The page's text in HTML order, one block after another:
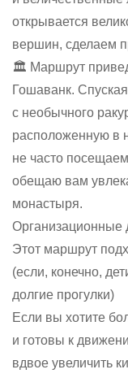
открывается
вершин, сделаем
🏛 Маршрут
Гошаванк.
с необычного
расположенную в
не часто
обещаю вам
монастыря.
Организационные
Этот маршрут
(если, конечно,
долгие прогулки)
Если вы хотите
и готовы к
вдвое увеличить